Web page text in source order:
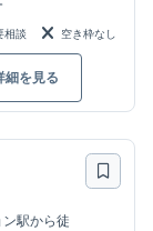
相談 空き枠なし
細を見る
駅から徒